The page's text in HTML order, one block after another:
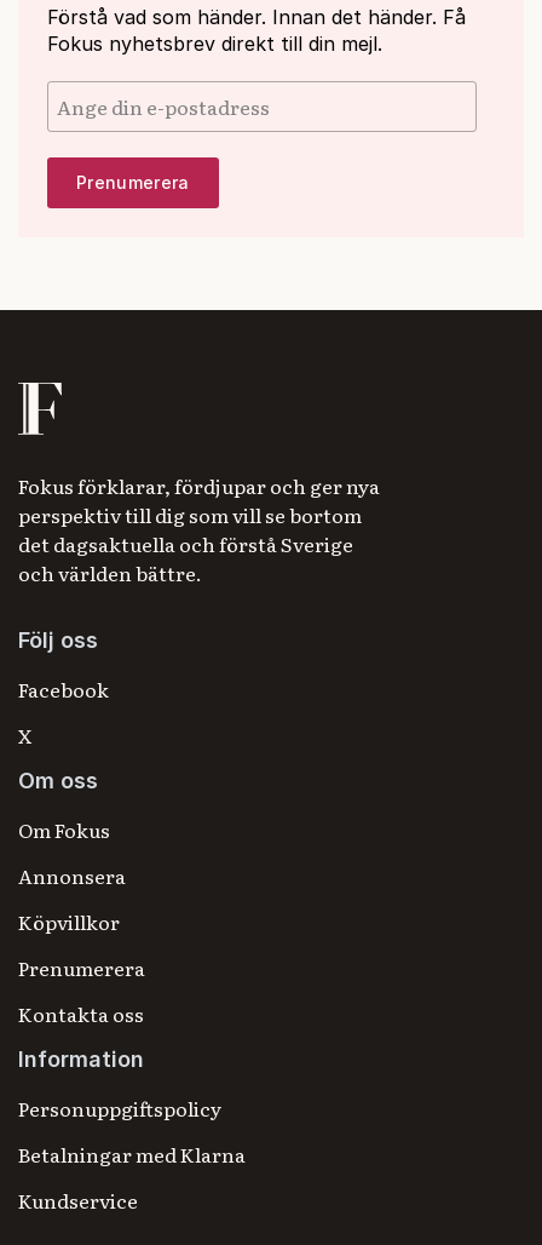
Förstå vad som händer. Innan det händer. Få
Fokus nyhetsbrev direkt till din mejl.
Fokus förklarar, fördjupar och ger nya
perspektiv till dig som vill se bortom
det dagsaktuella och förstå Sverige
och världen bättre.
Följ oss
Facebook
X
Om oss
Om Fokus
Annonsera
Köpvillkor
Prenumerera
Kontakta oss
Information
Personuppgiftspolicy
Betalningar med Klarna
Kundservice